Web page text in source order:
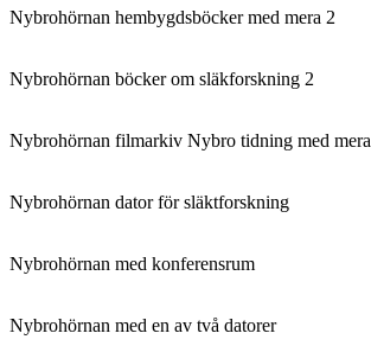
Nybrohörnan hembygdsböcker med mera 2
Nybrohörnan böcker om släkforskning 2
Nybrohörnan filmarkiv Nybro tidning med mera
Nybrohörnan dator för släktforskning
Nybrohörnan med konferensrum
Nybrohörnan med en av två datorer